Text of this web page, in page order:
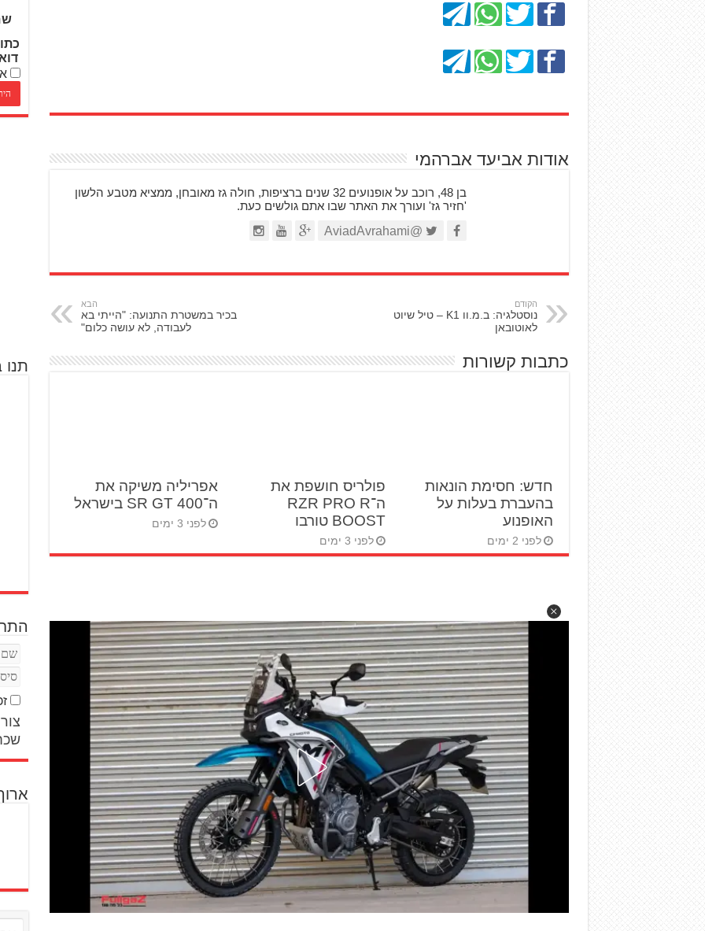
אודות אביעד אברהמי
בן 48, רוכב על אופנועים 32 שנים ברציפות, חולה גז מאובחן, ממציא מטבע הלשון
'חזיר גז' ועורך את האתר שבו אתם גולשים כעת.
@AviadAvrahami
הקודם
נוסטלגיה: ב.מ.וו K1 – טיל שיוט
לאוטובאן
הבא
בכיר במשטרת התנועה: "הייתי בא
לעבודה, לא עושה כלום"
כתבות קשורות
חדש: חסימת הונאות
בהעברת בעלות על
האופנוע
לפני 2 ימים
פולריס חושפת את
ה־RZR PRO R
BOOST טורבו
לפני 3 ימים
אפריליה משיקה את
ה־SR GT 400 בישראל
לפני 3 ימים
תנו